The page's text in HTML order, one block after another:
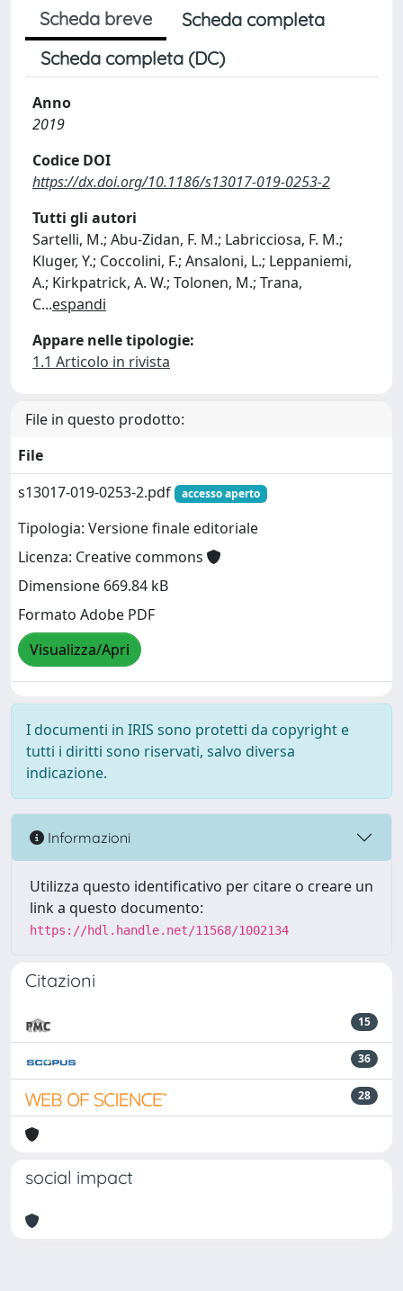
Scheda breve
Scheda completa
Scheda completa (DC)
Anno
2019
Codice DOI
https://dx.doi.org/10.1186/s13017-019-0253-2
Tutti gli autori
Sartelli, M.; Abu-Zidan, F. M.; Labricciosa, F. M.;
Kluger, Y.; Coccolini, F.; Ansaloni, L.; Leppaniemi,
A.; Kirkpatrick, A. W.; Tolonen, M.; Trana,
C...espandi
Appare nelle tipologie:
1.1 Articolo in rivista
File in questo prodotto:
File
s13017-019-0253-2.pdf
accesso aperto
Tipologia: Versione finale editoriale
Licenza: Creative commons
Dimensione 669.84 kB
Formato Adobe PDF
Visualizza/Apri
I documenti in IRIS sono protetti da copyright e
tutti i diritti sono riservati, salvo diversa
indicazione.
Informazioni
Utilizza questo identificativo per citare o creare un
link a questo documento:
https://hdl.handle.net/11568/1002134
Citazioni
15
36
28
social impact